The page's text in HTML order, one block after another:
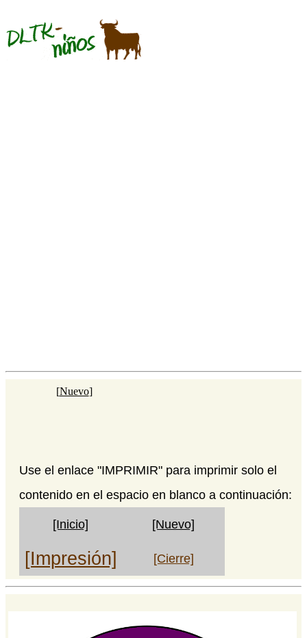
[Nuevo]
Use el enlace "IMPRIMIR" para imprimir solo el
contenido en el espacio en blanco a continuación:
[Inicio] [Nuevo]
[Impresión] [Cierre]